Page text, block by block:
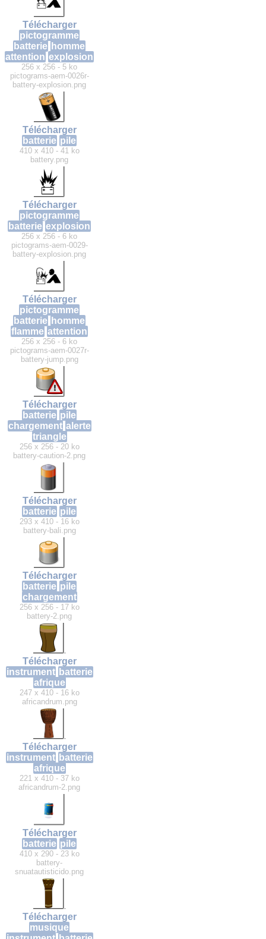
Télécharger
pictogramme
batterie homme
attention explosion
256 x 256 - 5 ko
pictograms-aem-0026r-
battery-explosion.png
Télécharger
batterie pile
410 x 410 - 41 ko
battery.png
Télécharger
pictogramme
batterie explosion
256 x 256 - 6 ko
pictograms-aem-0029-
battery-explosion.png
Télécharger
pictogramme
batterie homme
flamme attention
256 x 256 - 6 ko
pictograms-aem-0027r-
battery-jump.png
Télécharger
batterie pile
chargement alerte
triangle
256 x 256 - 20 ko
battery-caution-2.png
Télécharger
batterie pile
293 x 410 - 16 ko
battery-bali.png
Télécharger
batterie pile
chargement
256 x 256 - 17 ko
battery-2.png
Télécharger
instrument batterie
afrique
247 x 410 - 16 ko
africandrum.png
Télécharger
instrument batterie
afrique
221 x 410 - 37 ko
africandrum-2.png
Télécharger
batterie pile
410 x 290 - 23 ko
battery-
snuatautisticido.png
Télécharger
musique